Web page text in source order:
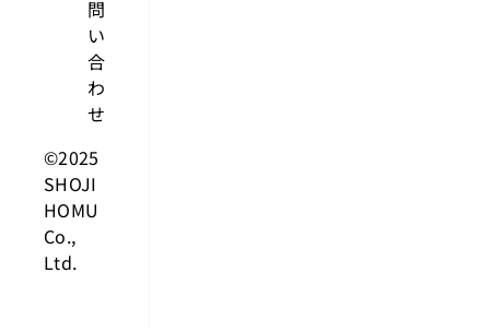
問
い
合
わ
せ
©2025
SHOJI
HOMU
Co.,
Ltd.